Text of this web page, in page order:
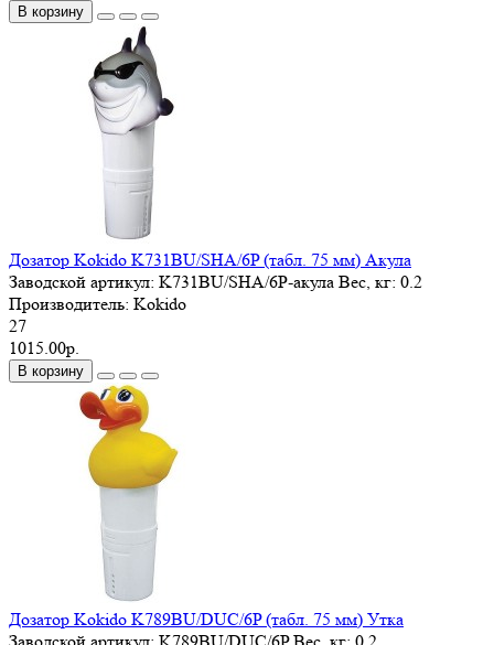
В корзину
Дозатор Kokido K731BU/SHA/6P (табл. 75 мм) Акула
Заводской артикул: K731BU/SHA/6P-акула Вес, кг: 0.2
Производитель: Kokido
27
1015.00р.
В корзину
Дозатор Kokido K789BU/DUC/6P (табл. 75 мм) Утка